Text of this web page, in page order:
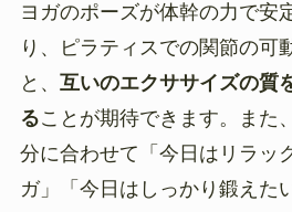
ヨガのポーズが体幹の力で安
り、ピラティスでの関節の可
と、 互いのエクササイズの質
ることが期待できます。また
分に合わせて「今日はリラッ
ガ」「今日はしっかり鍛えた